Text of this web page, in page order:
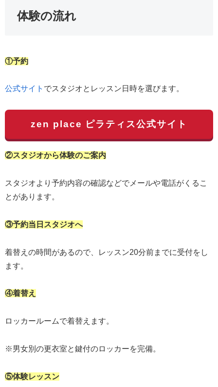
体験の流れ
①予約
公式サイト でスタジオとレッスン日時を選びます。
zen place ピラティス公式サイト
②スタジオから体験のご案内
スタジオより予約内容の確認などでメールや電話がくるこ
とがあります。
③予約当日スタジオへ
着替えの時間があるので、レッスン20分前までに受付をし
ます。
④着替え
ロッカールームで着替えます。
※男女別の更衣室と鍵付のロッカーを完備。
⑤体験レッスン